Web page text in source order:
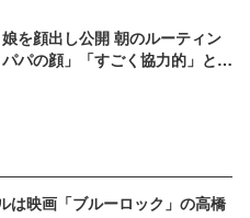
を顔出し公開 朝のルーティン
パの顔」「すごく協力的」と反
は映画「ブルーロック」の高橋